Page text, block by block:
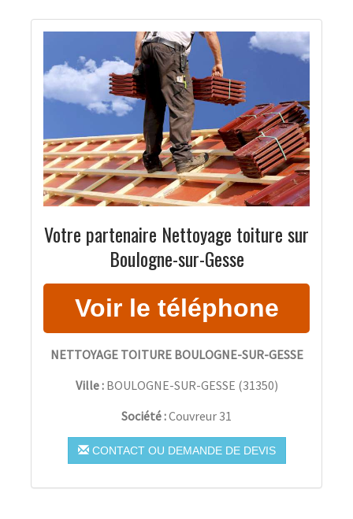
Votre partenaire Nettoyage toiture sur
Boulogne-sur-Gesse
NETTOYAGE TOITURE BOULOGNE-SUR-GESSE
Ville : BOULOGNE-SUR-GESSE (31350)
Société :Couvreur 31
CONTACT OU DEMANDE DE DEVIS